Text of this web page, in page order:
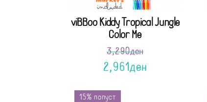
viBBoo Kiddy Tropical Jungle
Color Me
3,290ден
2,961ден
15% попуст